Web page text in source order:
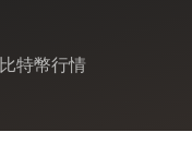
比特幣行情